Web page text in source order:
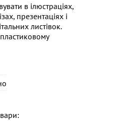
в ілюстраціях,
презентаціях і
листівок.